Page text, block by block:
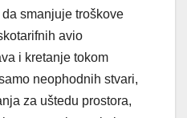
smanjuje troškove
avio
i kretanje tokom
neophodnih stvari,
za uštedu prostora,